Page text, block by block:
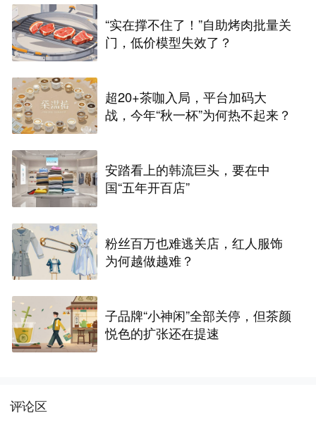
“实在撑不住了！”自助烤肉批量关
门，低价模型失效了？
超20+茶咖入局，平台加码大
战，今年“秋一杯”为何热不起来？
安踏看上的韩流巨头，要在中
国“五年开百店”
粉丝百万也难逃关店，红人服饰
为何越做越难？
子品牌“小神闲”全部关停，但茶颜
悦色的扩张还在提速
评论区